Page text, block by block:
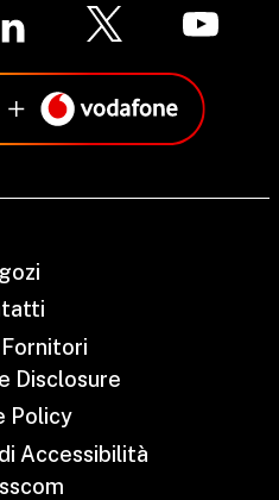
Disclosure
Policy
Accessibilità